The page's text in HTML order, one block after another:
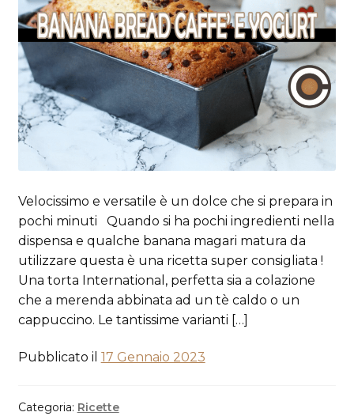
Velocissimo e versatile è un dolce che si prepara in
pochi minuti Quando si ha pochi ingredienti nella
dispensa e qualche banana magari matura da
utilizzare questa è una ricetta super consigliata !
Una torta International, perfetta sia a colazione
che a merenda abbinata ad un tè caldo o un
cappuccino. Le tantissime varianti […]
Pubblicato il 17 Gennaio 2023
Categoria: Ricette